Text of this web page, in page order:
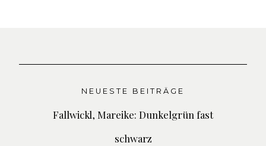
NEUESTE BEITRÄGE
Fallwickl, Mareike: Dunkelgrün fast
schwarz